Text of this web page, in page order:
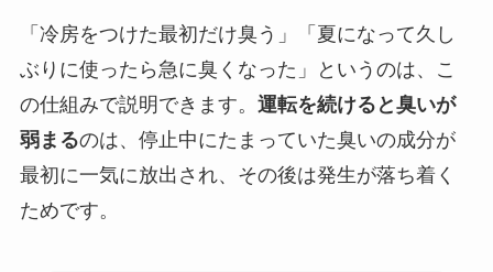
「冷房をつけた最初だけ臭う」「夏になって久し
ぶりに使ったら急に臭くなった」というのは、こ
の仕組みで説明できます。 運転を続けると臭いが
弱まるのは、停止中にたまっていた臭いの成分が
最初に一気に放出され、その後は発生が落ち着く
ためです。